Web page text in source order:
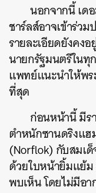
นอกจากนี้ เด
ชาร์ลส์อาจเข้าร่ว
รายละเอียดยังคง
นายกรัฐมนตรีในทุ
แพทย์แนะนำให้พ
ที่สุด
ก่อนหน้านี้ มีร
ตำหนักซานดริงแ
(Norflok) กับสมเ
ด้วยใบหน้ายิ้มแย้
พบเห็น โดยไม่มีอ